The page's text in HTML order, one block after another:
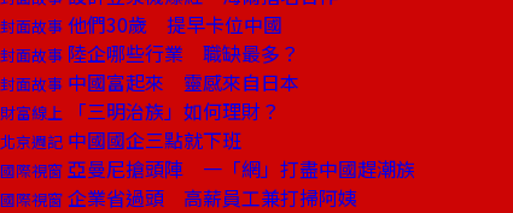
封面故事 他們30歲 提早卡位中國
封面故事 陸企哪些行業 職缺最多？
封面故事 中國富起來 靈感來自日本
財富線上 「三明治族」如何理財？
北京週記 中國國企三點就下班
國際視窗 亞曼尼搶頭陣 一「網」打盡中國趕潮族
國際視窗 企業省過頭 高薪員工兼打掃阿姨